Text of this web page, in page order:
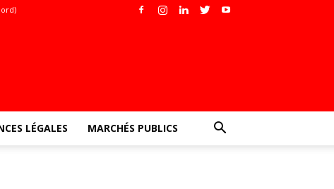
LÉGALES MARCHÉS PUBLICS